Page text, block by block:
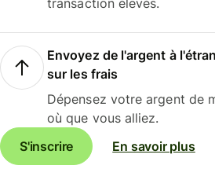
transaction élevés.
Envoyez de l'argent à
sur les frais
Dépensez votre argent de
où que vous alliez.
S'inscrire
En savoir plus